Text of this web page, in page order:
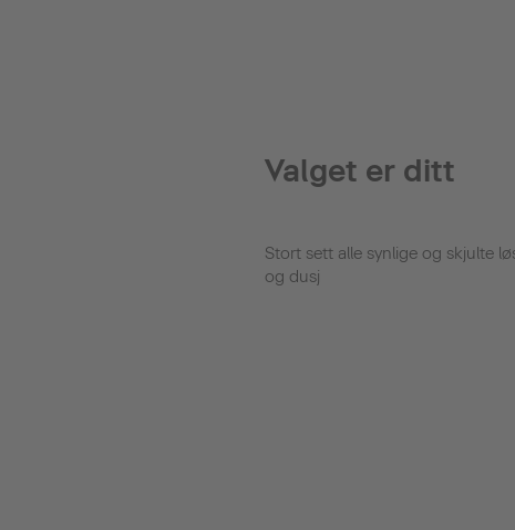
Valget er ditt
Stort sett alle synlige og skjulte
og dusj